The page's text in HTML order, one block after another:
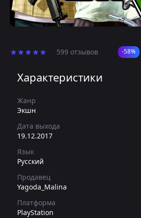
599 отзывов -58%
Характеристики
Жанр
Экшн
Дата выхода
19.12.2017
Язык
Русский
Продавец
Yagoda_Malina
Платформа
PlayStation